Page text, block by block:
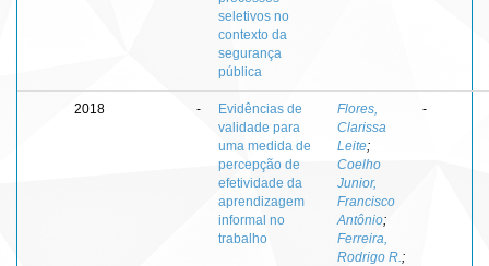
seletivos no
contexto da
segurança
pública
2018 -
Evidências de
validade para
uma medida de
percepção de
efetividade da
aprendizagem
informal no
trabalho
Flores,
Clarissa
Leite;
Coelho
Junior,
Francisco
Antônio;
Ferreira,
Rodrigo R. ;
-